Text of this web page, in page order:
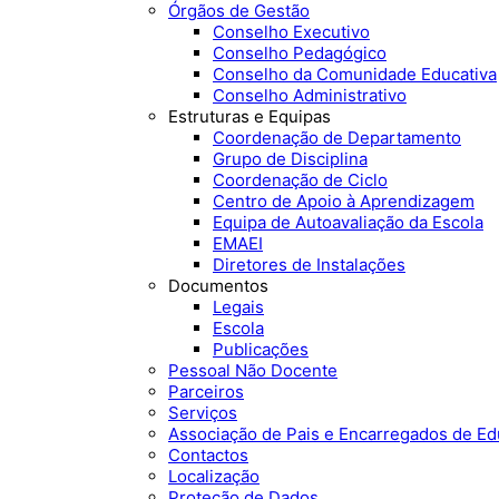
Órgãos de Gestão
Conselho Executivo
Conselho Pedagógico
Conselho da Comunidade Educativa
Conselho Administrativo
Estruturas e Equipas
Coordenação de Departamento
Grupo de Disciplina
Coordenação de Ciclo
Centro de Apoio à Aprendizagem
Equipa de Autoavaliação da Escola
EMAEI
Diretores de Instalações
Documentos
Legais
Escola
Publicações
Pessoal Não Docente
Parceiros
Serviços
Associação de Pais e Encarregados de
Contactos
Localização